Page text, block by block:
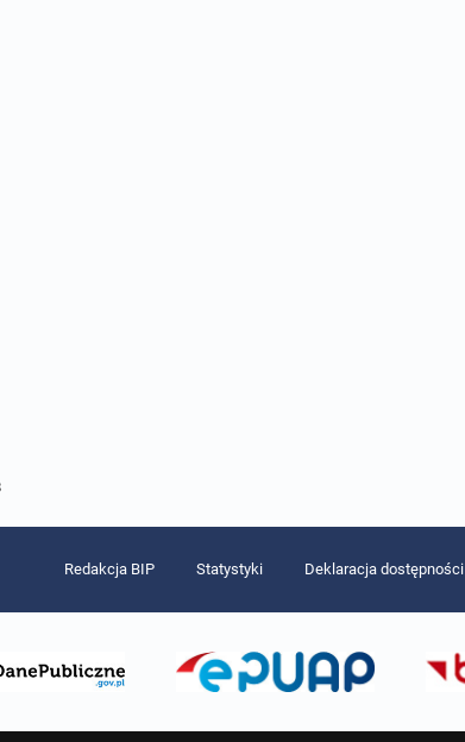
Redakcja BIP Statystyki Deklaracja dostępności